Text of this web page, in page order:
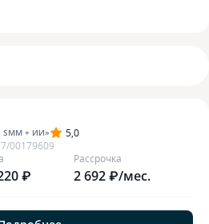
+ ИИ»
5,0
00179609
₽
Рассрочка
2 692 ₽/мес.